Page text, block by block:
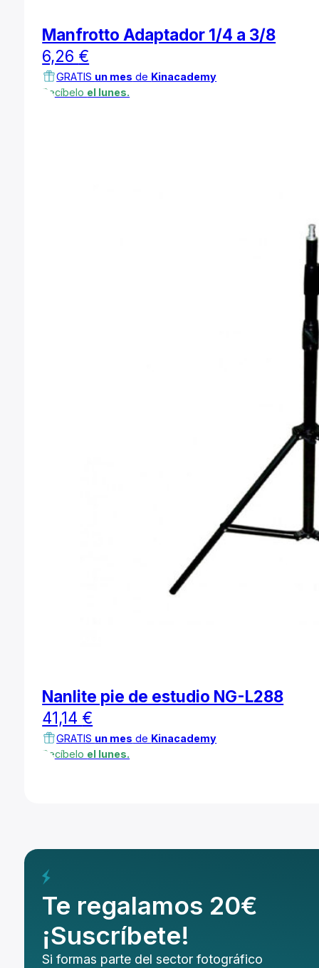
Manfrotto Adaptador 1/4 a 3/8
6,26 €
GRATIS un mes de Kinacademy
Recíbelo el lunes.
Nanlite pie de estudio NG-L288
41,14 €
GRATIS un mes de Kinacademy
Recíbelo el lunes.
Te regalamos 20€
¡Suscríbete!
Si formas parte del sector fotográfico